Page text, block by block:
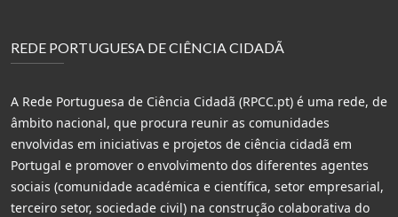
REDE PORTUGUESA DE CIÊNCIA CIDADÃ
A Rede Portuguesa de Ciência Cidadã (RPCC.pt) é uma rede, de
âmbito nacional, que procura reunir as comunidades
envolvidas em iniciativas e projetos de ciência cidadã em
Portugal e promover o envolvimento dos diferentes agentes
sociais (comunidade académica e científica, setor empresarial,
terceiro setor, sociedade civil) na construção colaborativa do